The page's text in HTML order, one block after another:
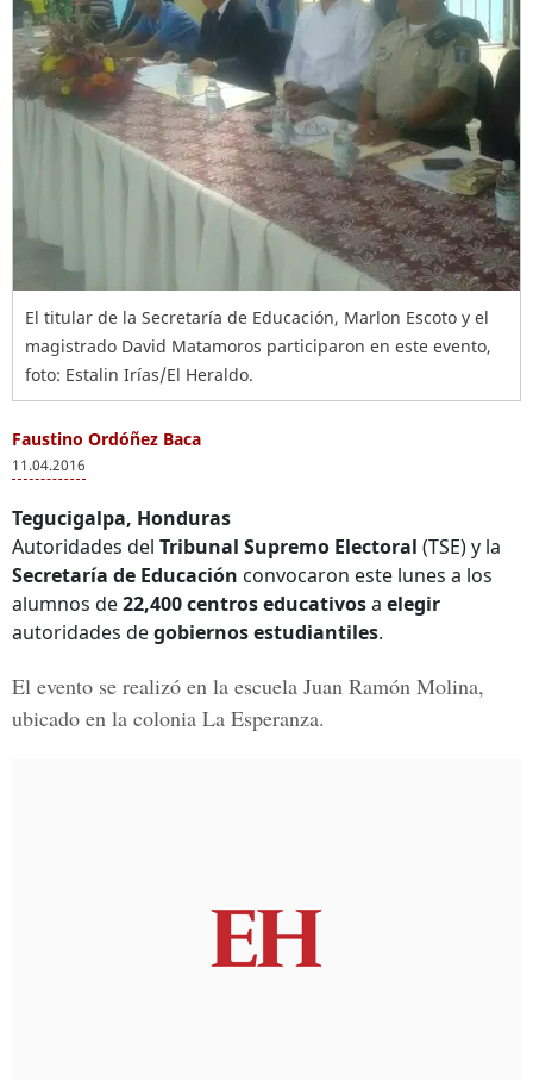
El titular de la Secretaría de Educación, Marlon Escoto y el
magistrado David Matamoros participaron en este evento,
foto: Estalin Irías/El Heraldo.
Faustino Ordóñez Baca
11.04.2016
Tegucigalpa, Honduras
Autoridades del Tribunal Supremo Electoral (TSE) y la
Secretaría de Educación convocaron este lunes a los
alumnos de22,400 centros educativosa elegir
autoridades degobiernos estudiantiles.
El evento se realizó en la escuela Juan Ramón Molina,
ubicado en la colonia La Esperanza.